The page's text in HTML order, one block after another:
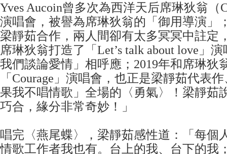
Yves Aucoin曾多次為西洋天后席琳狄翁（
演唱會，被譽為席琳狄翁的「御用導演」
梁靜茹合作，兩人間卻有太多冥冥中註定
席琳狄翁打造了「Let’s talk about love」
我們談論愛情」相呼應；2019年和席琳狄
「Courage」演唱會，也正是梁靜茹代表
果我不唱情歌」全場的〈勇氣〉！梁靜茹
巧合，緣分非常奇妙！」
唱完〈燕尾蝶〉，梁靜茹感性道：「每個
情歌工作者我也有。台上的我、台下的我